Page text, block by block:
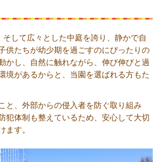
して広々とした中庭を誇り、静かで自
供たちが幼少期を過ごすのにぴったりの
かし、自然に触れながら、伸び伸びと過
境があるからと、当園を選ばれる方もた
と、外部からの侵入者を防ぐ取り組み
犯体制も整えているため、安心して大切
ます。